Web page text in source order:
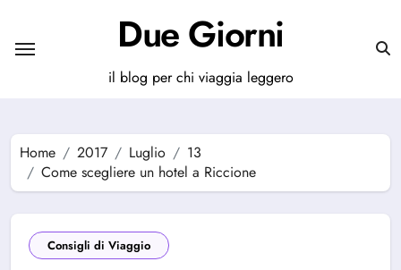
contenuto
Due Giorni
il blog per chi viaggia leggero
Home 2017 Luglio
13
Come scegliere un hotel a Riccione
Consigli di Viaggio